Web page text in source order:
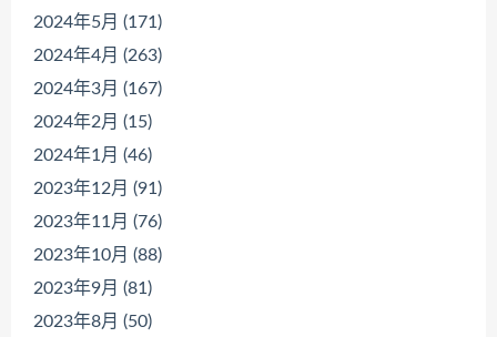
2024年5月 (171)
2024年4月 (263)
2024年3月 (167)
2024年2月 (15)
2024年1月 (46)
2023年12月 (91)
2023年11月 (76)
2023年10月 (88)
2023年9月 (81)
2023年8月 (50)